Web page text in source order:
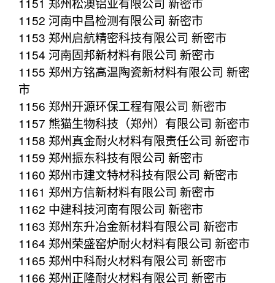
1152 河南中昌检测有限公司 新密市
1153 郑州启航精密科技有限公司 新密市
1154 河南固邦新材料有限公司 新密市
1155 郑州方铭高温陶瓷新材料有限公司 新密
市
1156 郑州开源环保工程有限公司 新密市
1157 熊猫生物科技（郑州）有限公司 新密市
1158 郑州真金耐火材料有限责任公司 新密市
1159 郑州振东科技有限公司 新密市
1160 郑州市建文特材科技有限公司 新密市
1161 郑州方信新材料有限公司 新密市
1162 中建科技河南有限公司 新密市
1163 郑州东升冶金新材料有限公司 新密市
1164 郑州荣盛窑炉耐火材料有限公司 新密市
1165 郑州中科耐火材料有限公司 新密市
1166 郑州正隆耐火材料有限公司 新密市